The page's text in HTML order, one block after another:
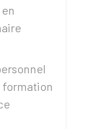
formation